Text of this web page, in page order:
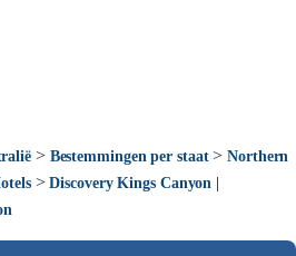
> Bestemmingen per staat>Northern
>Discovery Kings Canyon |